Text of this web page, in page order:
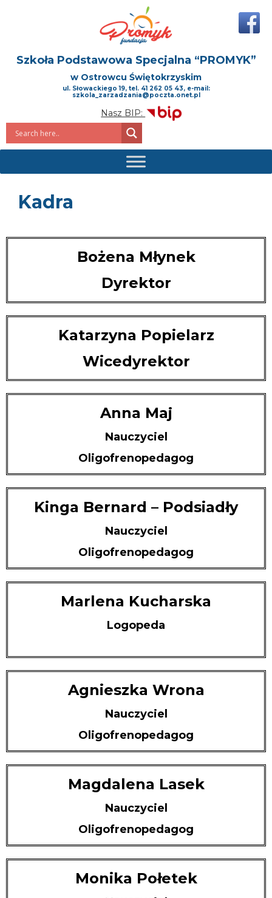
Szkoła Podstawowa Specjalna “PROMYK”
w Ostrowcu Świętokrzyskim
ul. Słowackiego 19, tel. 41 262 05 43, e-mail:
szkola_zarzadzania@poczta.onet.pl
Nasz BIP:
Kadra
Bożena Młynek
Dyrektor
Katarzyna Popielarz
Wicedyrektor
Anna Maj
Nauczyciel
Oligofrenopedagog
Kinga Bernard – Podsiadły
Nauczyciel
Oligofrenopedagog
Marlena Kucharska
Logopeda
Agnieszka Wrona
Nauczyciel
Oligofrenopedagog
Magdalena Lasek
Nauczyciel
Oligofrenopedagog
Monika Połetek